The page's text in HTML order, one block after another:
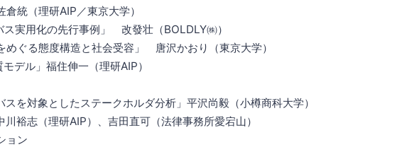
統（理研AIP／東京大学）
実用化の先行事例」 改發壮（BOLDLY㈱）
ぐる態度構造と社会受容」 唐沢かおり（東京大学）
デル」福住伸一（理研AIP）
を対象としたステークホルダ分析」平沢尚毅（小樽商科大学）
志（理研AIP）、吉田直可（法律事務所愛宕山）
ョン